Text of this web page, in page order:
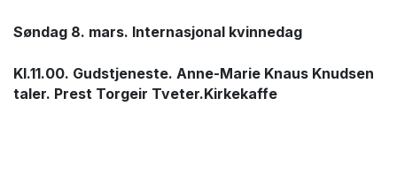
Søndag 8. mars. Internasjonal kvinnedag
Kl.11.00. Gudstjeneste. Anne-Marie Knaus Knudsen
taler. Prest Torgeir Tveter.Kirkekaffe